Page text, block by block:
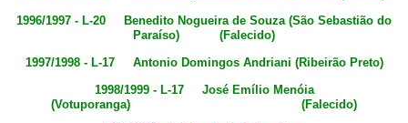
1996/1997 - L-20 Benedito Nogueira de Souza (São Sebastião do
Paraíso) (Falecido)
1997/1998 - L-17 Antonio Domingos Andriani (Ribeirão Preto)
1998/1999 - L-17 José Emílio Menóia
(Votuporanga) (Falecido)